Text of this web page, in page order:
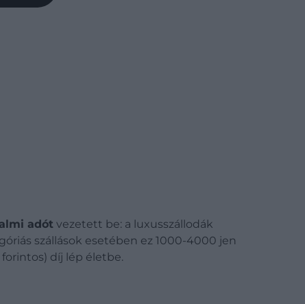
adót vezetett be: a luxusszállodák
szállások esetében ez 1000-4000 jen
díj lép életbe.